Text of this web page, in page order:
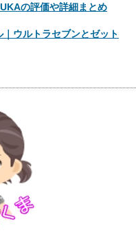
の評価や詳細まとめ
ウルトラセブンとゼット